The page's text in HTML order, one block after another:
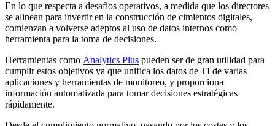
En lo que respecta a desafíos operativos, a medida que los directores
se alinean para invertir en la construcción de cimientos digitales,
comienzan a volverse adeptos al uso de datos internos como
herramienta para la toma de decisiones.
Herramientas como Analytics Plus pueden ser de gran utilidad para
cumplir estos objetivos ya que unifica los datos de TI de varias
aplicaciones y herramientas de monitoreo, y proporciona
información automatizada para tomar decisiones estratégicas
rápidamente.